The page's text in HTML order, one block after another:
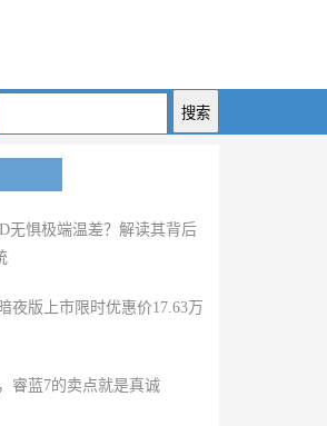
无惧极端温差？解读其背后
夜版上市限时优惠价17.63万
睿蓝7的卖点就是真诚